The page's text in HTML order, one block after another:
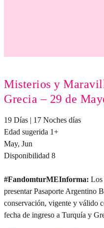
Misterios y
Grecia – 29 de
19 Días | 17 Noches días
Edad sugerida 1+
May, Jun
Disponibilidad 8
#FandomturMEInforma: Los
presentar Pasaporte Argentino
conservación, vigente y válido
fecha de ingreso a Turquía y